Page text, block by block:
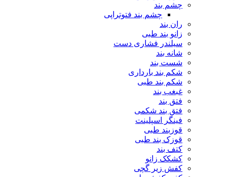
چشم بند
چشم بند فتوتراپی
ران بند
زانو بند طبی
سیلندر فشاری دست
شانه بند
شست بند
شکم بند بارداری
شکم بند طبی
غبغب بند
فتق بند
فتق بند شکمی
فینگر اسپلینت
قوزبند طبی
قوزک بند طبی
کتف بند
کشکک زانو
کفش زیر گچی